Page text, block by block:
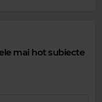
mai hot subiecte